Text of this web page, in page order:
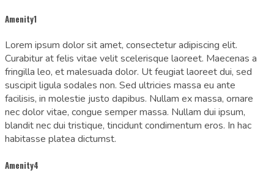
Amenity1
Lorem ipsum dolor sit amet, consectetur adipiscing elit.
Curabitur at felis vitae velit scelerisque laoreet. Maecenas a
fringilla leo, et malesuada dolor. Ut feugiat laoreet dui, sed
suscipit ligula sodales non. Sed ultricies massa eu ante
facilisis, in molestie justo dapibus. Nullam ex massa, ornare
nec dolor vitae, congue semper massa. Nullam dui ipsum,
blandit nec dui tristique, tincidunt condimentum eros. In hac
habitasse platea dictumst.
Amenity4